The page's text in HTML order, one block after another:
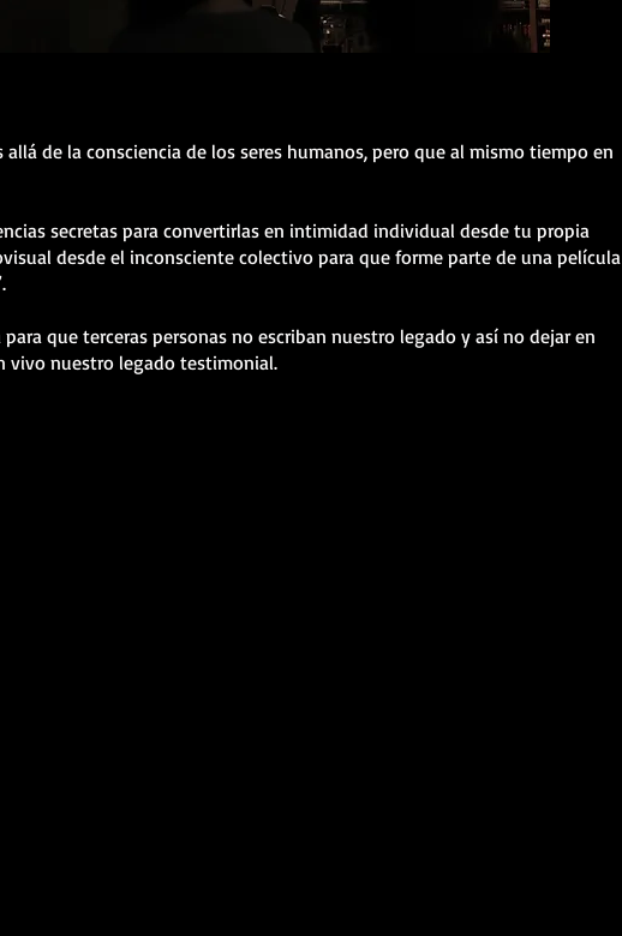
de la consciencia de los seres humanos, pero que al mismo tiempo en
secretas para convertirlas en intimidad individual desde tu propia
desde el inconsciente colectivo para que forme parte de una película
que terceras personas no escriban nuestro legado y así no dejar en
vivo nuestro legado testimonial.